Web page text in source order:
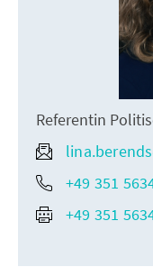
Referentin
+49 351
+49 351